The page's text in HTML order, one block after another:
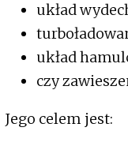
układ
układ
czy
Jego celem jest: